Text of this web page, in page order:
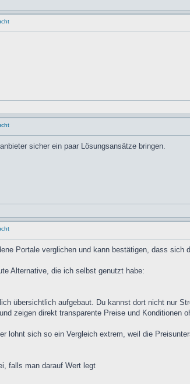
sicher ein paar Lösungsansätze bringen.
Portale verglichen und kann bestätigen, dass sich
Alternative, die ich selbst genutzt habe:
übersichtlich aufgebaut. Du kannst dort nicht nur
zeigen direkt transparente Preise und Konditionen
lohnt sich so ein Vergleich extrem, weil die
falls man darauf Wert legt